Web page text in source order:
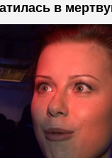
в